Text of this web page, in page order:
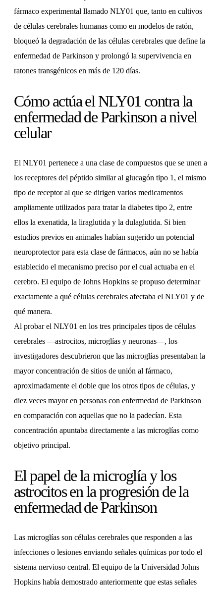
fármaco experimental llamado NLY01 que, tanto en cultivos
de células cerebrales humanas como en modelos de ratón,
bloqueó la degradación de las células cerebrales que define la
enfermedad de Parkinson y prolongó la supervivencia en
ratones transgénicos en más de 120 días.
Cómo actúa el NLY01 contra la
enfermedad de Parkinson a nivel
celular
El NLY01 pertenece a una clase de compuestos que se unen a
los receptores del péptido similar al glucagón tipo 1, el mismo
tipo de receptor al que se dirigen varios medicamentos
ampliamente utilizados para tratar la diabetes tipo 2, entre
ellos la exenatida, la liraglutida y la dulaglutida. Si bien
estudios previos en animales habían sugerido un potencial
neuroprotector para esta clase de fármacos, aún no se había
establecido el mecanismo preciso por el cual actuaba en el
cerebro. El equipo de Johns Hopkins se propuso determinar
exactamente a qué células cerebrales afectaba el NLY01 y de
qué manera.
Al probar el NLY01 en los tres principales tipos de células
cerebrales —astrocitos, microglías y neuronas—, los
investigadores descubrieron que las microglías presentaban la
mayor concentración de sitios de unión al fármaco,
aproximadamente el doble que los otros tipos de células, y
diez veces mayor en personas con enfermedad de Parkinson
en comparación con aquellas que no la padecían. Esta
concentración apuntaba directamente a las microglías como
objetivo principal.
El papel de la microglía y los
astrocitos en la progresión de la
enfermedad de Parkinson
Las microglías son células cerebrales que responden a las
infecciones o lesiones enviando señales químicas por todo el
sistema nervioso central. El equipo de la Universidad Johns
Hopkins había demostrado anteriormente que estas señales